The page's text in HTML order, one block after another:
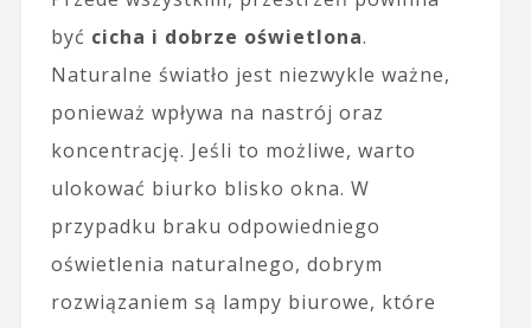
być cicha i dobrze oświetlona.
Naturalne światło jest niezwykle ważne,
ponieważ wpływa na nastrój oraz
koncentrację. Jeśli to możliwe, warto
ulokować biurko blisko okna. W
przypadku braku odpowiedniego
oświetlenia naturalnego, dobrym
rozwiązaniem są lampy biurowe, które